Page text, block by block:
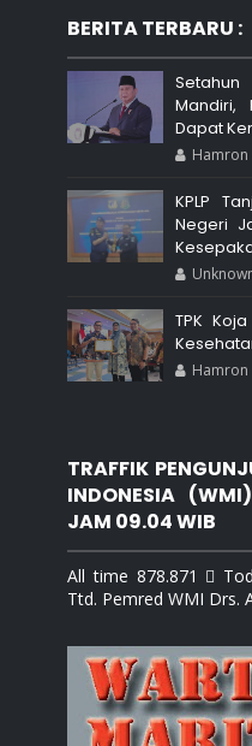
BERITA TERBARU :
Mandiri,
Dapat
Hamron
KPLP
Negeri
TPK
Hamron
TRAFFIK
INDONESIA
JAM 09.04 WIB
All time 878.871 
Ttd. Pemred WMI Drs.